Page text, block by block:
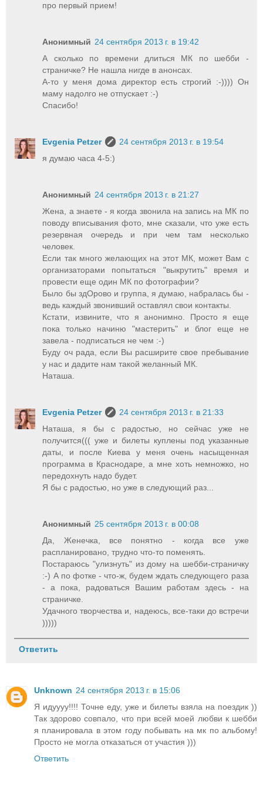
про первый прием!
Анонимный 24 сентября 2013 г. в 19:42
А сколько по времени длиться МК по шебби -
страничке? Не нашла нигде в анонсах.
А-то у меня дома директор есть строгий :-)))) Он
маму надолго не отпускает :-)
Спасибо!
Evgenia Petzer
24 сентября 2013 г. в 19:54
я думаю часа 4-5:)
Анонимный 24 сентября 2013 г. в 21:27
Жена, а знаете - я когда звонила на запись на МК по
поводу вписывания фото, мне сказали, что уже есть
резервная очередь и при чем там несколько
человек.
Если так много желающих на этот МК, может Вам с
организаторами попытаться "выкрутить" время и
провести еще один МК по фотографии?
Было бы здОрово и группа, я думаю, набралась бы -
ведь каждый звонивший оставлял свои контакты.
Кстати, извините, что я анонимно. Просто я еще
пока только начиню "мастерить" и блог еще не
завела - подписаться не чем :-)
Буду оч рада, если Вы расширите свое пребывание
у нас и дадите нам такой желанный МК.
Наташа.
Evgenia Petzer
24 сентября 2013 г. в 21:33
Наташа, я бы с радостью, но сейчас уже не
получится((( уже и билеты куплены под указанные
даты, и после Киева у меня очень насыщенная
программа в Краснодаре, а мне хоть немножко, но
передохнуть надо будет.
Я бы с радостью, но уже в следующий раз...
Анонимный 25 сентября 2013 г. в 00:08
Да, Женечка, все понятно - когда все уже
распланировано, трудно что-то поменять.
Постараюсь "улизнуть" из дому на шебби-страничку
:-) А по фотке - что-ж, будем ждать следующего раза
- а пока, радоваться Вашим работам здесь - на
страничке.
Удачного творчества и, надеюсь, все-таки до встречи
)))))
Ответить
Unknown 24 сентября 2013 г. в 15:06
Я идуууу!!!! Точне еду, уже и билеты взяла на поездик ))
Так здорово совпало, что при всей моей любви к шебби
я планировала в этом году побывать на мк по альбому!
Просто не могла отказаться от участия )))
Ответить